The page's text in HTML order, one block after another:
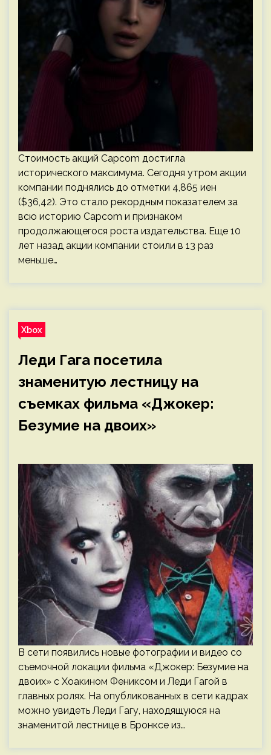
Стоимость акций Capcom достигла
исторического максимума. Сегодня утром акции
компании поднялись до отметки 4,865 иен
($36,42). Это стало рекордным показателем за
всю историю Capcom и признаком
продолжающегося роста издательства. Еще 10
лет назад акции компании стоили в 13 раз
меньше…
Xbox
Леди Гага посетила
знаменитую лестницу на
съемках фильма «Джокер:
Безумие на двоих»
В сети появились новые фотографии и видео со
съемочной локации фильма «Джокер: Безумие на
двоих» с Хоакином Фениксом и Леди Гагой в
главных ролях. На опубликованных в сети кадрах
можно увидеть Леди Гагу, находящуюся на
знаменитой лестнице в Бронксе из…